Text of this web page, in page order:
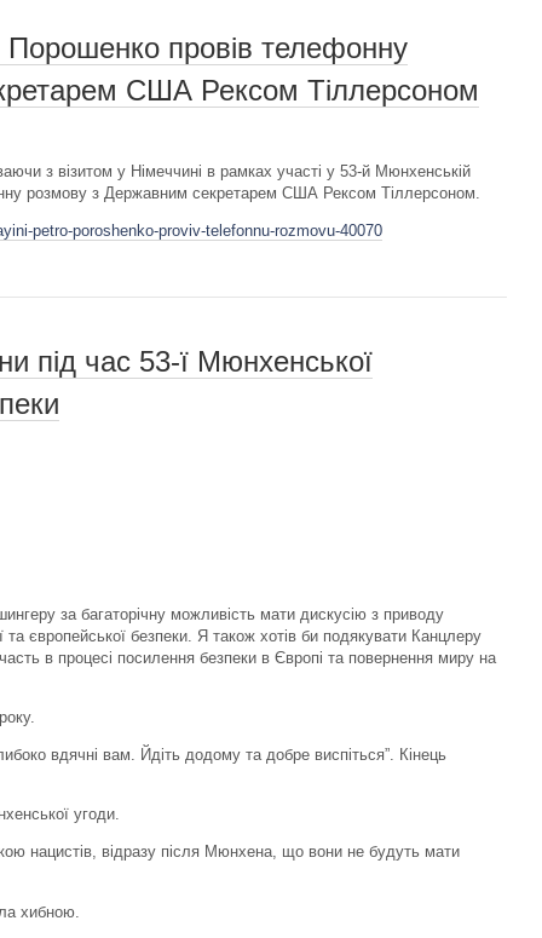
Порошенко провів телефонну
США Рексом Тіллерсоном
з візитом у Німеччині в рамках участі у 53-й Мюнхенській
розмову з Державним секретарем США Рексом Тіллерсоном.
petro-poroshenko-proviv-telefonnu-rozmovu-40070
під час 53-ї Мюнхенської
за багаторічну можливість мати дискусію з приводу
європейської безпеки. Я також хотів би подякувати Канцлеру
в процесі посилення безпеки в Європі та повернення миру на
вдячні вам. Йдіть додому та добре виспіться”. Кінець
угоди.
нацистів, відразу після Мюнхена, що вони не будуть мати
хибною.